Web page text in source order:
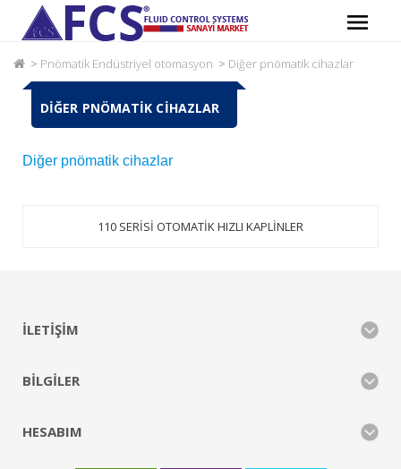
Pnömatik Endüstriyel otomasyon Diğer pnömatik cihazlar
DIĞER PNÖMATIK CIHAZLAR
Diğer pnömatik cihazlar
110 SERİSİ OTOMATİK HIZLI KAPLİNLER
İLETIŞIM
BILGILER
HESABIM